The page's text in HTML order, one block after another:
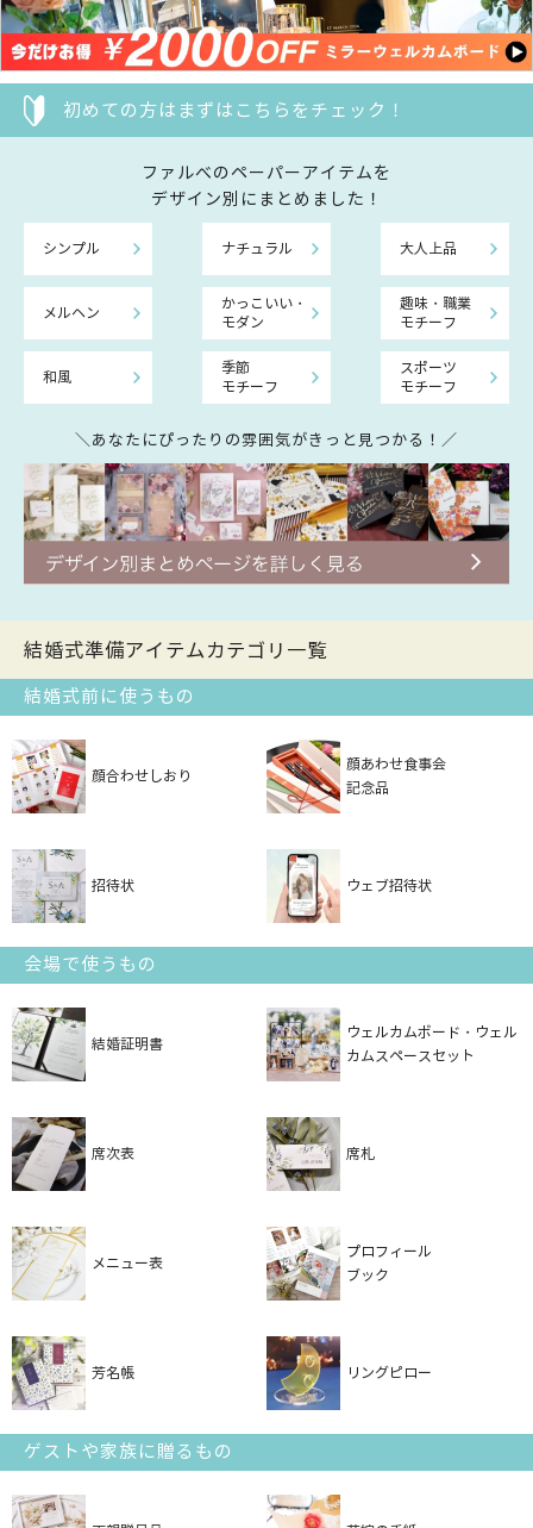
初めての方はまずはこちらをチェック！
ファルべのペーパーアイテムを
デザイン別にまとめました！
シンプル ナチュラル 大人上品
メルヘン
かっこいい・
モダン
趣味・職業
モチーフ
和風
季節
モチーフ
スポーツ
モチーフ
＼あなたにぴったりの雰囲気がきっと見つかる！／
結婚式準備アイテムカテゴリ一覧
結婚式前に使うもの
顔合わせしおり
顔あわせ食事会
記念品
招待状 ウェブ招待状
会場で使うもの
結婚証明書
ウェルカムボード・ウェル
カムスペースセット
席次表 席札
メニュー表
プロフィール
ブック
芳名帳 リングピロー
ゲストや家族に贈るもの